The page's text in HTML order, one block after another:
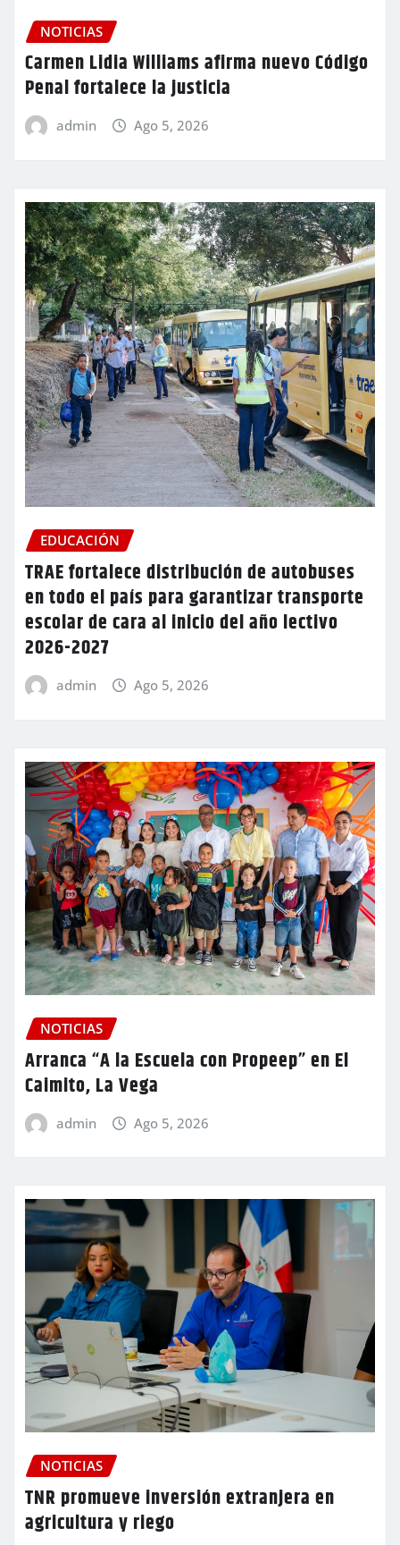
NOTICIAS
Carmen Lidia Williams afirma nuevo Código
Penal fortalece la justicia
admin Ago 5, 2026
EDUCACIÓN
TRAE fortalece distribución de autobuses
en todo el país para garantizar transporte
escolar de cara al inicio del año lectivo
2026-2027
admin Ago 5, 2026
NOTICIAS
Arranca “A la Escuela con Propeep” en El
Caimito, La Vega
admin Ago 5, 2026
NOTICIAS
TNR promueve inversión extranjera en
agricultura y riego